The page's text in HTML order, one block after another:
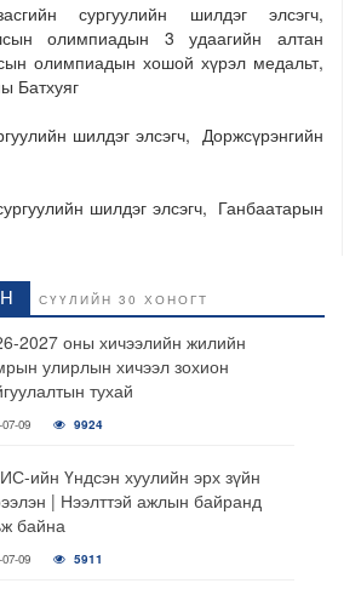
сургуулийн шилдэг элсэгч,
олимпиадын 3 удаагийн алтан
олимпиадын хошой хүрэл медальт,
Батхуяг
шилдэг элсэгч, Доржсүрэнгийн
шилдэг элсэгч, Ганбаатарын
СҮҮЛИЙН 30 ХОНОГТ
2027 оны хичээлийн жилийн
улирлын хичээл зохион
тухай
09 9924
ийн Үндсэн хуулийн эрх зүйн
| Нээлттэй ажлын байранд
байна
09 5911